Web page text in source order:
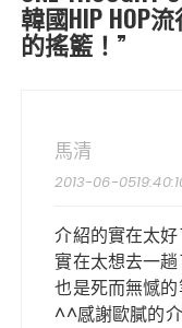
韓國HIP HOP
的搖籃！ ”
馬清
2013-06-
介紹的實在太
實在太想去一
也是死而無憾
^^感謝歐膩的